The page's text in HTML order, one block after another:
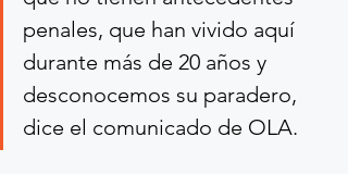
penales, que han vivido aquí
durante más de 20 años y
desconocemos su paradero,
dice el comunicado de OLA.